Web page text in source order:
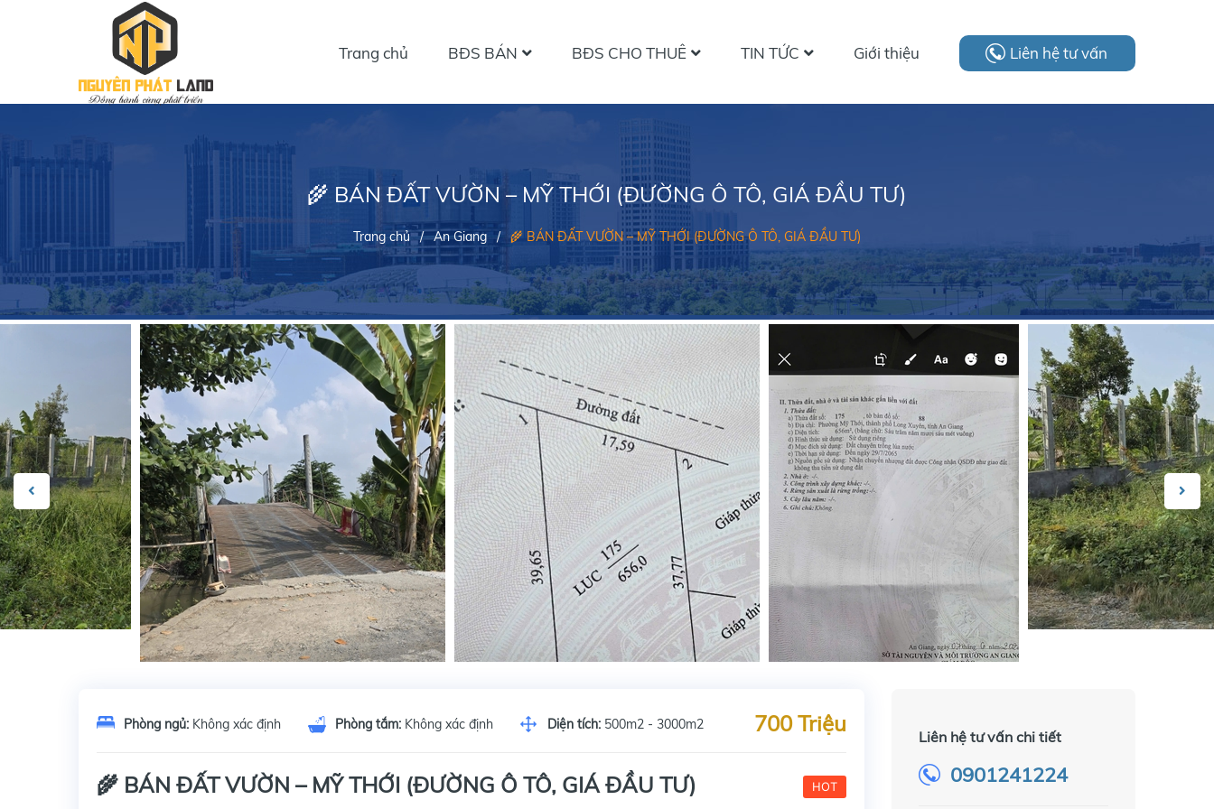
Trang chủ BĐS BÁN BĐS CHO THUÊ TIN TỨC Giới thiệu Liên hệ tư vấn
🌾 BÁN ĐẤT VƯỜN – MỸ THỚI (ĐƯỜNG Ô TÔ, GIÁ ĐẦU TƯ)
Trang chủ / An Giang / 🌾 BÁN ĐẤT VƯỜN – MỸ THỚI (ĐƯỜNG Ô TÔ, GIÁ ĐẦU TƯ)
Phòng ngủ: Không xác định Phòng tắm: Không xác định Diện tích: 500m2 - 3000m2 700 Triệu
🌾 BÁN ĐẤT VƯỜN – MỸ THỚI (ĐƯỜNG Ô TÔ, GIÁ ĐẦU TƯ) HOT
Liên hệ tư vấn chi tiết
0901241224